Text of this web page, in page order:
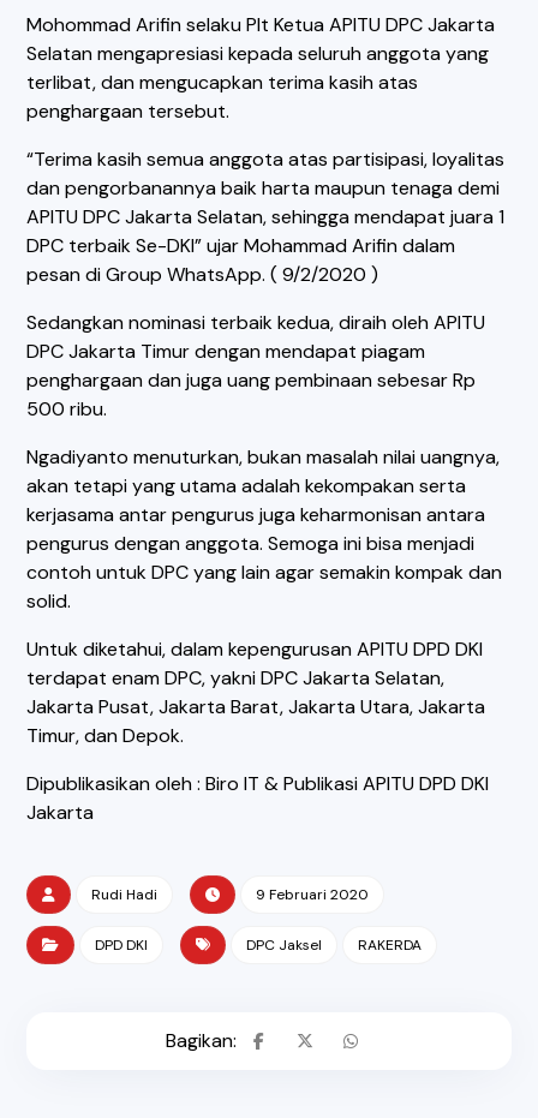
Mohommad Arifin selaku Plt Ketua APITU DPC Jakarta
Selatan mengapresiasi kepada seluruh anggota yang
terlibat, dan mengucapkan terima kasih atas
penghargaan tersebut.
“Terima kasih semua anggota atas partisipasi, loyalitas
dan pengorbanannya baik harta maupun tenaga demi
APITU DPC Jakarta Selatan, sehingga mendapat juara 1
DPC terbaik Se-DKI” ujar Mohammad Arifin dalam
pesan di Group WhatsApp. ( 9/2/2020 )
Sedangkan nominasi terbaik kedua, diraih oleh APITU
DPC Jakarta Timur dengan mendapat piagam
penghargaan dan juga uang pembinaan sebesar Rp
500 ribu.
Ngadiyanto menuturkan, bukan masalah nilai uangnya,
akan tetapi yang utama adalah kekompakan serta
kerjasama antar pengurus juga keharmonisan antara
pengurus dengan anggota. Semoga ini bisa menjadi
contoh untuk DPC yang lain agar semakin kompak dan
solid.
Untuk diketahui, dalam kepengurusan APITU DPD DKI
terdapat enam DPC, yakni DPC Jakarta Selatan,
Jakarta Pusat, Jakarta Barat, Jakarta Utara, Jakarta
Timur, dan Depok.
Dipublikasikan oleh : Biro IT & Publikasi APITU DPD DKI
Jakarta
Rudi Hadi 9 Februari 2020
DPD DKI DPC Jaksel RAKERDA